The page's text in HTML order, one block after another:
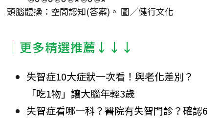
頭腦體操：空間認知(答案)。 圖／健行文化
│更多精選推薦↓↓↓
失智症10大症狀一次看！與老化差別？
「吃1物」讓大腦年輕3歲
失智症看哪一科？醫院有失智門診？確認6